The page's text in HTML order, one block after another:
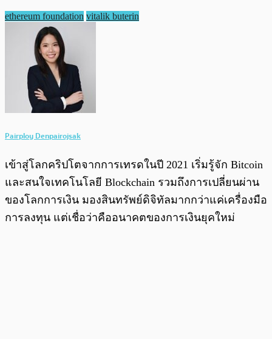
ethereum foundation vitalik buterin
Pairploy Denpairojsak
เข้าสู่โลกคริปโตจากการเทรดในปี 2021 เริ่มรู้จัก Bitcoin
และสนใจเทคโนโลยี Blockchain รวมถึงการเปลี่ยนผ่าน
ของโลกการเงิน มองสินทรัพย์ดิจิทัลมากกว่าแค่เครื่องมือ
การลงทุน แต่เชื่อว่าคืออนาคตของการเงินยุคใหม่